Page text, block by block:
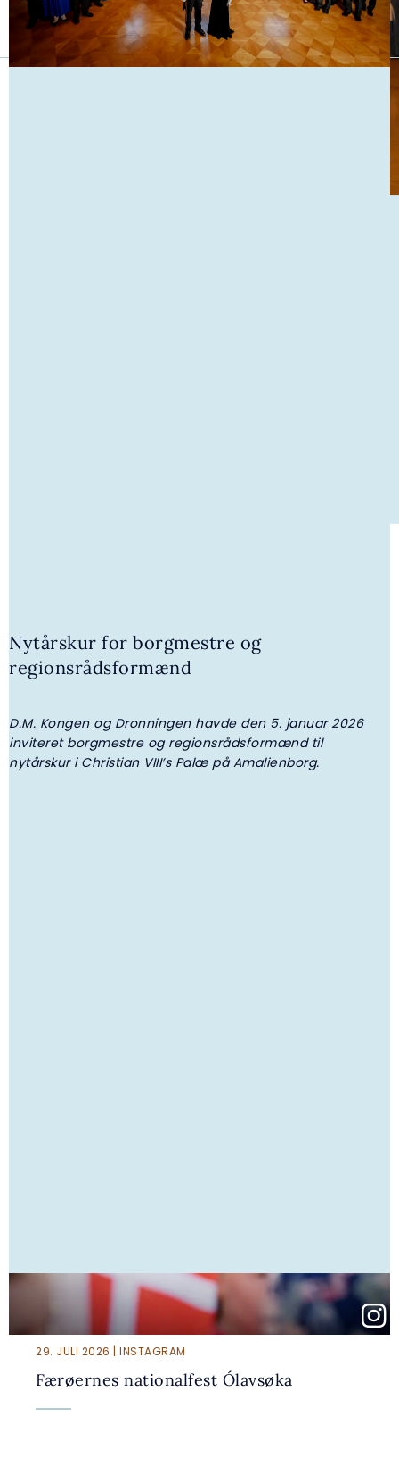
Nytårskur for borgmestre og
regionsrådsformænd
D.M. Kongen og Dronningen havde den 5. januar 2026
inviteret borgmestre og regionsrådsformænd til
nytårskur i Christian VIII’s Palæ på Amalienborg.
Kongehuset får ny adjudantstabschef
29. JULI 2026 | INSTAGRAM
Færøernes nationalfest Ólavsøka